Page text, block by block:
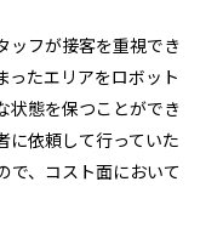
ッフが接客を重視でき
ったエリアをロボット
状態を保つことができ
に依頼して行っていた
で、コスト面において